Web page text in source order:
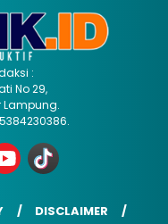
:
No 29,
Lampung.
DISCLAIMER